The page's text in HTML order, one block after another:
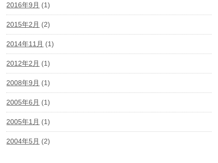
2016年9月 (1)
2015年2月 (2)
2014年11月 (1)
2012年2月 (1)
2008年9月 (1)
2005年6月 (1)
2005年1月 (1)
2004年5月 (2)